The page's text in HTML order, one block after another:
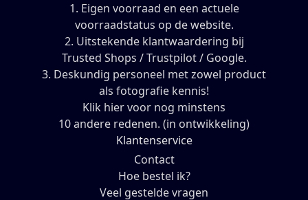
1. Eigen voorraad en een actuele
voorraadstatus op de website.
2. Uitstekende klantwaardering bij
Trusted Shops / Trustpilot / Google.
3. Deskundig personeel met zowel product
als fotografie kennis!
Klik hier voor nog minstens
10 andere redenen. (in ontwikkeling)
Klantenservice
Contact
Hoe bestel ik?
Veel gestelde vragen